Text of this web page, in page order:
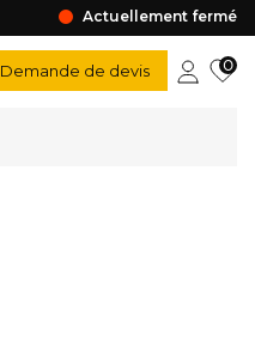
Actuellement fermé
Demande de devis 0